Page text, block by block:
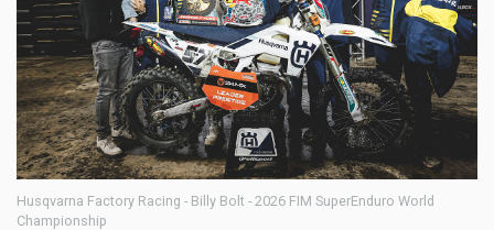
Husqvarna Factory Racing - Billy Bolt - 2026 FIM SuperEnduro World
Championship